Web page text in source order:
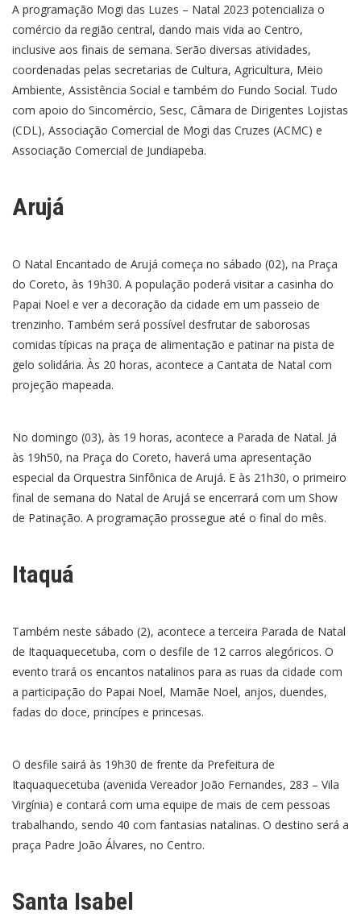
A programação Mogi das Luzes – Natal 2023 potencializa o
comércio da região central, dando mais vida ao Centro,
inclusive aos finais de semana. Serão diversas atividades,
coordenadas pelas secretarias de Cultura, Agricultura, Meio
Ambiente, Assistência Social e também do Fundo Social. Tudo
com apoio do Sincomércio, Sesc, Câmara de Dirigentes Lojistas
(CDL), Associação Comercial de Mogi das Cruzes (ACMC) e
Associação Comercial de Jundiapeba.
Arujá
O Natal Encantado de Arujá começa no sábado (02), na Praça
do Coreto, às 19h30. A população poderá visitar a casinha do
Papai Noel e ver a decoração da cidade em um passeio de
trenzinho. Também será possível desfrutar de saborosas
comidas típicas na praça de alimentação e patinar na pista de
gelo solidária. Às 20 horas, acontece a Cantata de Natal com
projeção mapeada.
No domingo (03), às 19 horas, acontece a Parada de Natal. Já
às 19h50, na Praça do Coreto, haverá uma apresentação
especial da Orquestra Sinfônica de Arujá. E às 21h30, o primeiro
final de semana do Natal de Arujá se encerrará com um Show
de Patinação. A programação prossegue até o final do mês.
Itaquá
Também neste sábado (2), acontece a terceira Parada de Natal
de Itaquaquecetuba, com o desfile de 12 carros alegóricos. O
evento trará os encantos natalinos para as ruas da cidade com
a participação do Papai Noel, Mamãe Noel, anjos, duendes,
fadas do doce, princípes e princesas.
O desfile sairá às 19h30 de frente da Prefeitura de
Itaquaquecetuba (avenida Vereador João Fernandes, 283 – Vila
Virgínia) e contará com uma equipe de mais de cem pessoas
trabalhando, sendo 40 com fantasias natalinas. O destino será a
praça Padre João Álvares, no Centro.
Santa Isabel